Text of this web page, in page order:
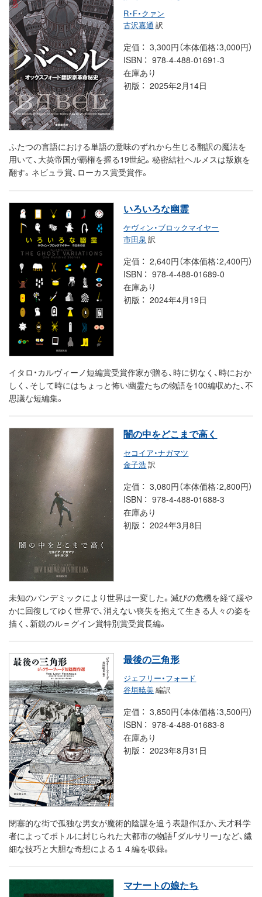
R・F・クァン
古沢嘉通 訳
定価
3,300円（本体価格：3,000円）
ISBN
978-4-488-01691-3
在庫あり
初版
2025年2月14日
ふたつの言語における単語の意味のずれから生じる翻訳の魔法を
用いて、大英帝国が覇権を握る19世紀。秘密結社ヘルメスは叛旗を
翻す。ネビュラ賞、ローカス賞受賞作。
いろいろな幽霊
ケヴィン・ブロックマイヤー
市田泉 訳
定価
2,640円（本体価格：2,400円）
ISBN
978-4-488-01689-0
在庫あり
初版
2024年4月19日
イタロ・カルヴィーノ短編賞受賞作家が贈る、時に切なく、時におか
しく、そして時にはちょっと怖い幽霊たちの物語を100編収めた、不
思議な短編集。
闇の中をどこまで高く
セコイア・ナガマツ
金子浩訳
定価
3,080円（本体価格：2,800円）
ISBN
978-4-488-01688-3
在庫あり
初版
2024年3月8日
未知のパンデミックにより世界は一変した。滅びの危機を経て緩や
かに回復してゆく世界で、消えない喪失を抱えて生きる人々の姿を
描く、新鋭のル＝グイン賞特別賞受賞長編。
最後の三角形
ジェフリー・フォード
谷垣暁美編訳
定価
3,850円（本体価格：3,500円）
ISBN
978-4-488-01683-8
在庫あり
初版
2023年8月31日
閉塞的な街で孤独な男女が魔術的陰謀を追う表題作ほか、天才科学
者によってボトルに封じられた大都市の物語「ダルサリー」など、繊
細な技巧と大胆な奇想による１４編を収録。
マナートの娘たち